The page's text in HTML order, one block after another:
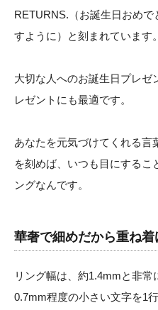
RETURNS.（お誕生日おめ
すように）と刻まれています。
大切な人へのお誕生日プレゼ
レゼントにも最適です。
あなたを元気づけてくれる言
を刻めば、いつも目にするこ
ングなんです。
華奢で細めだから重ね
リング幅は、約1.4mmと非常
0.7mm程度の小さい文字を1